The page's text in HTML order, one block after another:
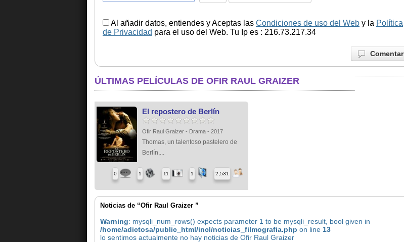
Al añadir datos, entiendes y Aceptas las Condiciones de uso del Web y la Política
de Privacidad para el uso del Web. Tu Ip es : 216.73.217.34
Comentar
ÚLTIMAS PELÍCULAS DE OFIR RAUL GRAIZER
El repostero de Berlín
Ofir Raul Graizer - Drama - 2017
Thomas, un talentoso pastelero de
Berlín,...
0 1 11 1 2,531
Noticias de “Ofir Raul Graizer ”
Warning: mysqli_num_rows() expects parameter 1 to be mysqli_result, bool given in
/home/adictosa/public_html/incl/noticias_filmografia.php on line 13
lo sentimos actualmente no hay noticias de Ofir Raul Graizer